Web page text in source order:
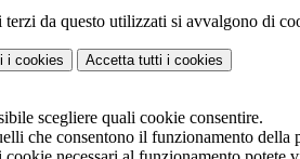
terzi da questo utilizzati si avvalgono di
i cookies Accetta tutti i cookies
scegliere quali cookie consentire.
che consentono il funzionamento